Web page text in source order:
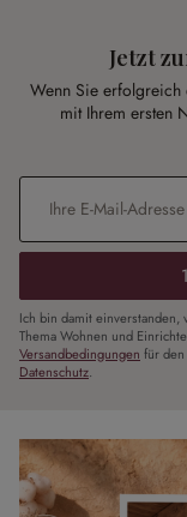
Jetzt
Wenn Sie erfolgreich
mit Ihrem ersten
E-Mail-Adresse
Ich bin damit einverstanden,
Thema Wohnen und
Versandbedingungen für
Datenschutz.